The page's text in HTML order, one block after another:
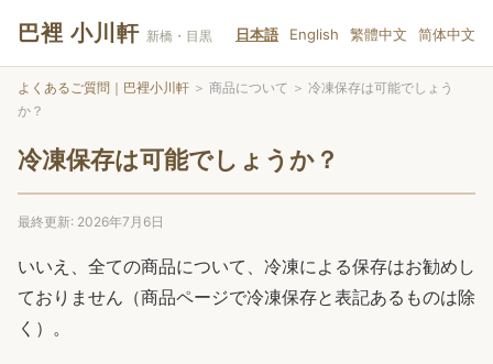
巴裡 小川軒 新橋・目黒 日本語 English 繁體中文 简体中文
よくあるご質問｜巴裡小川軒 ＞ 商品について ＞ 冷凍保存は可能でしょう
か？
冷凍保存は可能でしょうか？
最終更新: 2026年7月6日
いいえ、全ての商品について、冷凍による保存はお勧めし
ておりません（商品ページで冷凍保存と表記あるものは除
く）。